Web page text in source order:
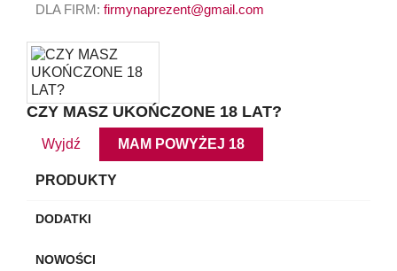
DLA FIRM: firmynaprezent@gmail.com
CZY MASZ UKOŃCZONE 18 LAT?
Wyjdź MAM POWYŻEJ 18
PRODUKTY
DODATKI
NOWOŚCI